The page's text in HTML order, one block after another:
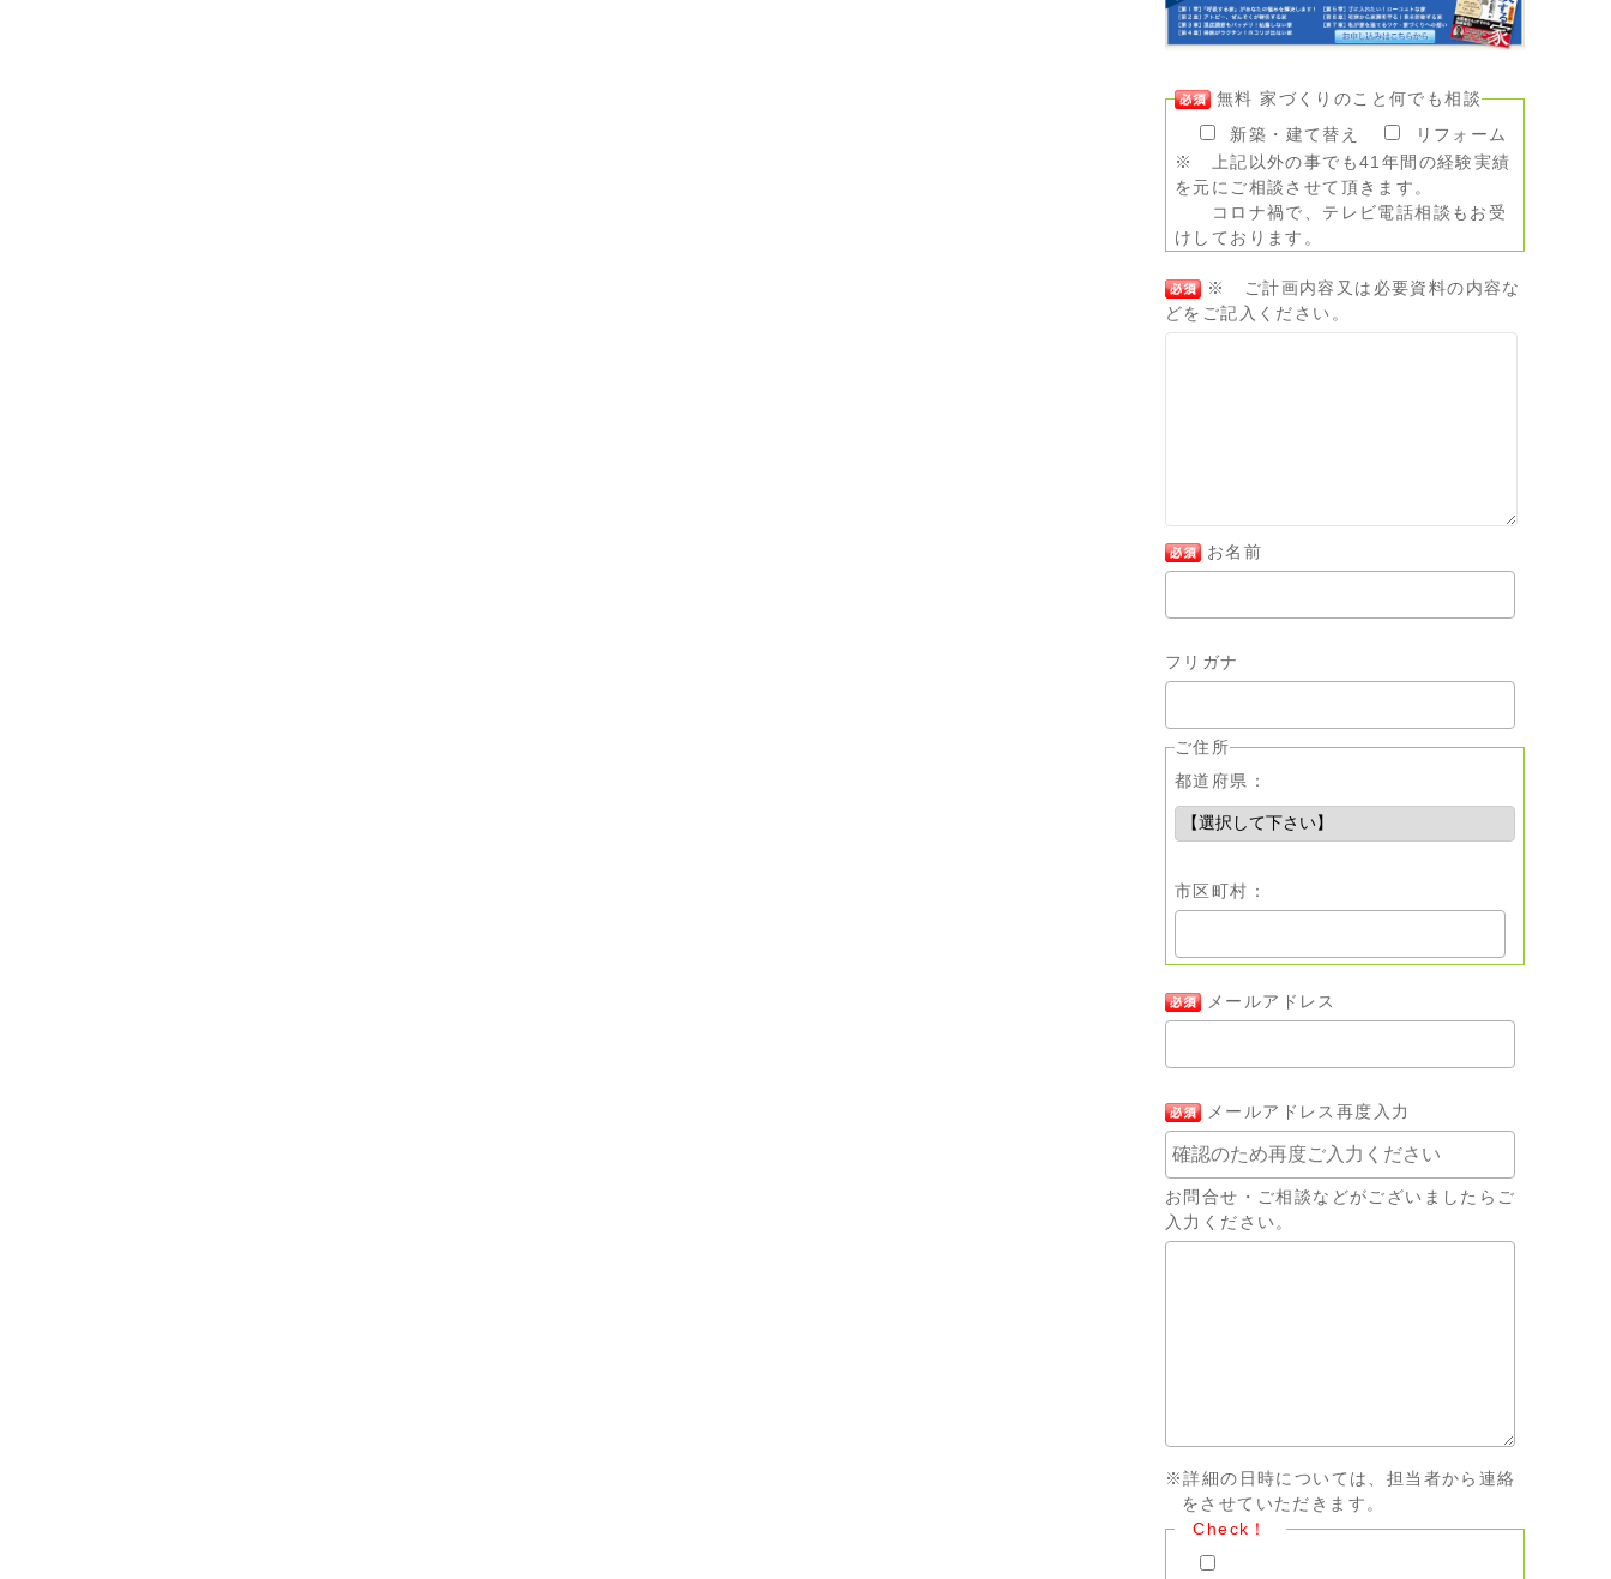
無料 家づくりのこと何でも相談
新築・建て替え
リフォーム
※ 上記以外の事でも41年間の経験実績
を元にご相談させて頂きます。
コロナ禍で、テレビ電話相談もお受
けしております。
※ ご計画内容又は必要資料の内容な
どをご記入ください。
お名前
フリガナ
ご住所
都道府県：
市区町村：
メールアドレス
メールアドレス再度入力
お問合せ・ご相談などがございましたらご
入力ください。
※詳細の日時については、担当者から連絡
をさせていただきます。
Check！